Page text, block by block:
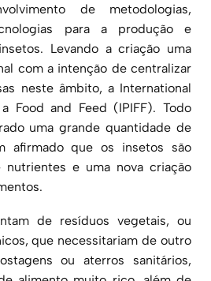
de metodologias,
para a produção e
Levando a criação uma
com a intenção de centralizar
neste âmbito, a International
Food and Feed (IPIFF). Todo
uma grande quantidade de
afirmado que os insetos são
e uma nova criação
de resíduos vegetais, ou
que necessitariam de outro
ou aterros sanitários,